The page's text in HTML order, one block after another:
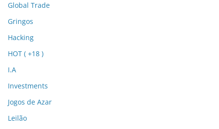
Global Trade
Gringos
Hacking
HOT ( +18 )
I.A
Investments
Jogos de Azar
Leilão